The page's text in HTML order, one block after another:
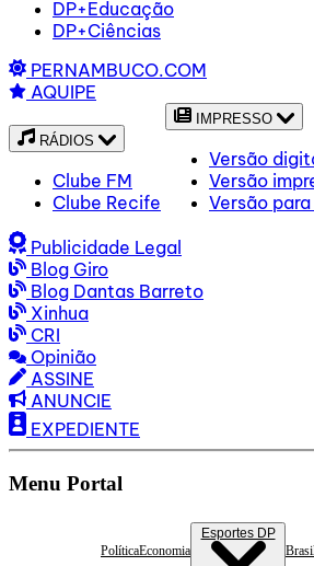
DP+Educação
DP+Ciências
PERNAMBUCO.COM
AQUIPE
RÁDIOS
Clube FM
Clube Recife
IMPRESSO
Versão
Versão
Versão
Publicidade Legal
Blog Giro
Blog Dantas Barreto
Xinhua
CRI
Opinião
ASSINE
ANUNCIE
EXPEDIENTE
Menu Portal
PolíticaEconomia
Esportes DP